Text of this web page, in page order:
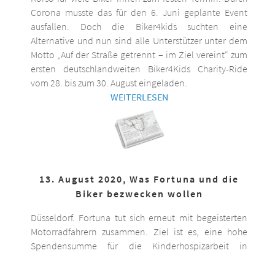
Corona musste das für den 6. Juni geplante Event
ausfallen. Doch die Biker4kids suchten eine
Alternative und nun sind alle Unterstützer unter dem
Motto „Auf der Straße getrennt – im Ziel vereint“ zum
ersten deutschlandweiten Biker4Kids Charity-Ride
vom 28. bis zum 30. August eingeladen.
WEITERLESEN
13. August 2020, Was Fortuna und die
Biker bezwecken wollen
Düsseldorf. Fortuna tut sich erneut mit begeisterten
Motorradfahrern zusammen. Ziel ist es, eine hohe
Spendensumme für die Kinderhospizarbeit in